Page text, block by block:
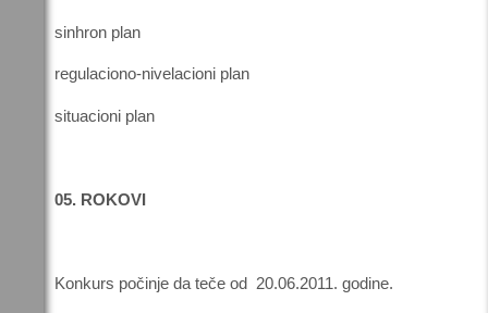
sinhron plan
regulaciono-nivelacioni plan
situacioni plan
05. ROKOVI
Konkurs počinje da teče od 20.06.2011. godine.